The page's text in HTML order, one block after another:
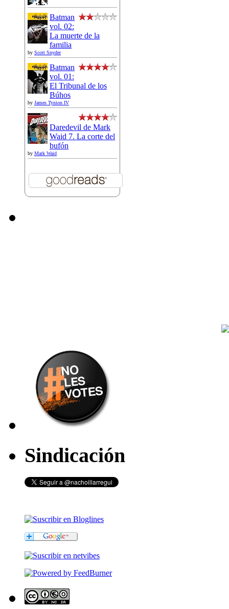
Batman
vol. 02:
La muerte de la
familia
by Scott Snyder
Batman
vol. 01:
El Tribunal de los
Búhos
by James Tynion IV
Daredevil de Mark
Waid 7. La corte del
bufón
by Mark Waid
Sindicación